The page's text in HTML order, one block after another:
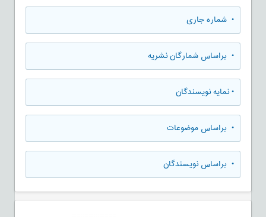
• شماره جاری
• براساس شمارگان نشریه
•نمایه نویسندگان
• براساس موضوعات
• براساس نویسندگان